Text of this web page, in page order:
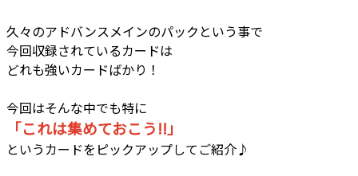
久々のアドバンスメインのパックという事で
今回収録されているカードは
どれも強いカードばかり！
今回はそんな中でも特に
「これは集めておこう!!」
というカードをピックアップしてご紹介♪